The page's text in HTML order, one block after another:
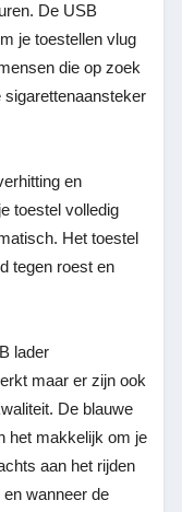
De USB
je toestellen vlug
die op zoek
en
toestel volledig
Het toestel
tegen roest en
lader
maar er zijn ook
De blauwe
het makkelijk om je
aan het rijden
wanneer de